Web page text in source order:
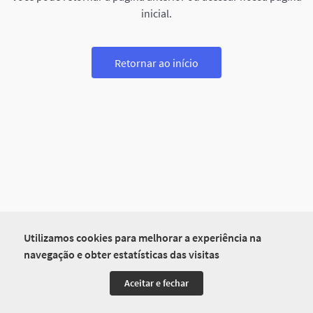
Utilizamos cookies para melhorar a experiência na
navegação e obter estatísticas das visitas
Aceitar e fechar
inicial.
Retornar ao início